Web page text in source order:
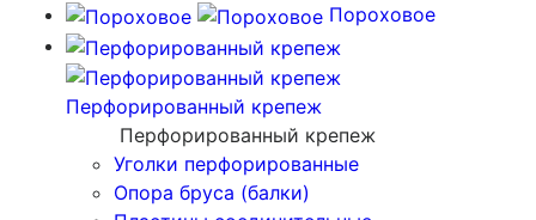
Пороховое
Перфорированный крепеж
Перфорированный крепеж
Уголки перфорированные
Опора бруса (балки)